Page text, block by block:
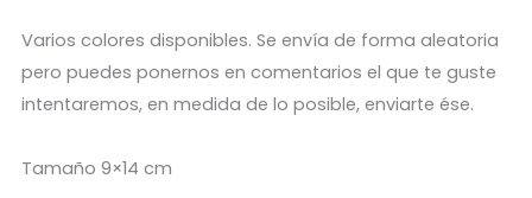
Varios colores disponibles. Se envía de forma aleatoria
pero puedes ponernos en comentarios el que te guste
intentaremos, en medida de lo posible, enviarte ése.
Tamaño 9×14 cm